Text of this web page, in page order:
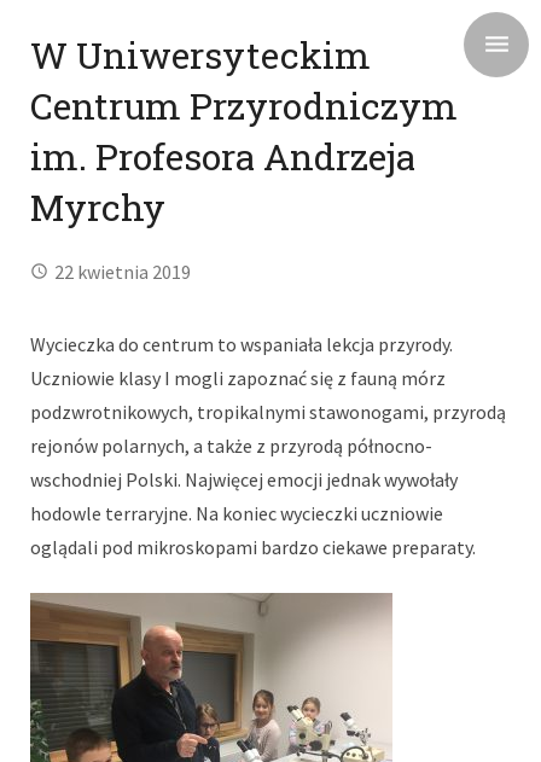
W Uniwersyteckim
Centrum Przyrodniczym
im. Profesora Andrzeja
Myrchy
22 kwietnia 2019
Wycieczka do centrum to wspaniała lekcja przyrody.
Uczniowie klasy I mogli zapoznać się z fauną mórz
podzwrotnikowych, tropikalnymi stawonogami, przyrodą
rejonów polarnych, a także z przyrodą północno-
wschodniej Polski. Najwięcej emocji jednak wywołały
hodowle terraryjne. Na koniec wycieczki uczniowie
oglądali pod mikroskopami bardzo ciekawe preparaty.